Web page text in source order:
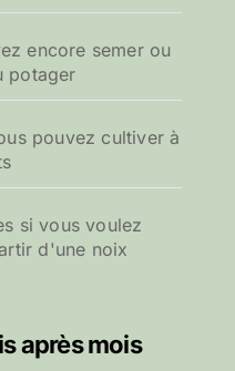
encore semer ou
potager
pouvez cultiver à
si vous voulez
d'une noix
après mois